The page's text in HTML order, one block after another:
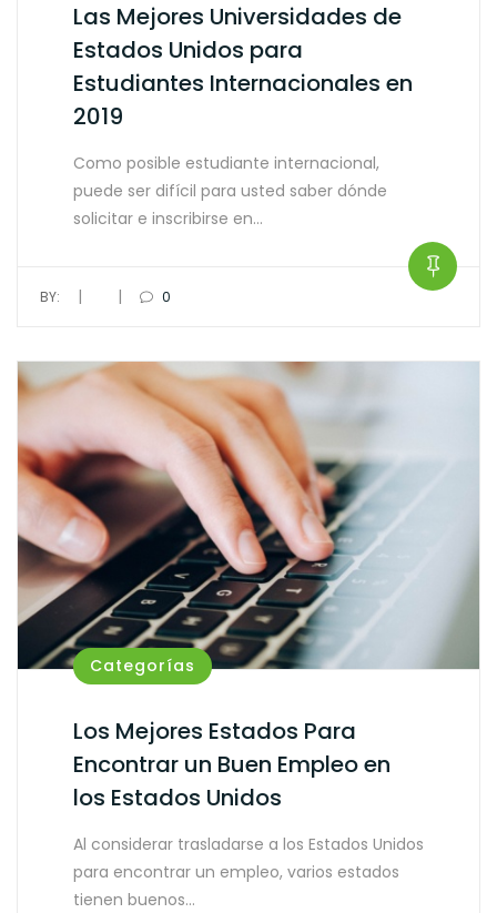
Las Mejores Universidades de
Estados Unidos para
Estudiantes Internacionales en
2019
Como posible estudiante internacional,
puede ser difícil para usted saber dónde
solicitar e inscribirse en…
BY: | | 0
Categorías
Los Mejores Estados Para
Encontrar un Buen Empleo en
los Estados Unidos
Al considerar trasladarse a los Estados Unidos
para encontrar un empleo, varios estados
tienen buenos…